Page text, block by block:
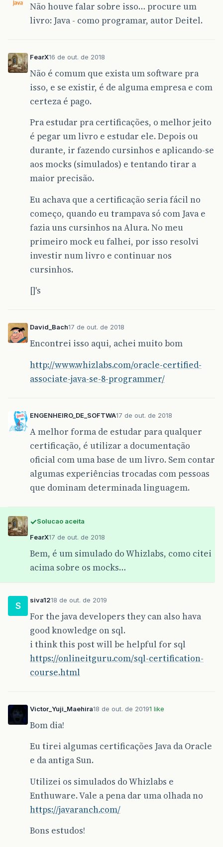
Não houve falar sobre isso… procure um
livro: Java - como programar, autor Deitel.
FearX16 de out. de 2018
Não é comum que exista um software pra
isso, e se existir, é de alguma empresa e com
certeza é pago.
Pra estudar pra certificações, o melhor jeito
é pegar um livro e estudar ele. Depois ou
durante, ir fazendo cursinhos e aplicando-se
aos mocks (simulados) e tentando tirar a
maior precisão.
Eu achava que a certificação seria fácil no
começo, quando eu trampava só com Java e
fazia uns cursinhos na Alura. No meu
primeiro mock eu falhei, por isso resolvi
investir num livro e continuar nos
cursinhos.
[]'s
David_Bach17 de out. de 2018
Encontrei isso aqui, achei muito bom
http://www.whizlabs.com/oracle-certified-
associate-java-se-8-programmer/
ENGENHEIRO_DE_SOFTWA17 de out. de 2018
A melhor forma de estudar para qualquer
certificação, é utilizar a documentação
oficial com uma base de um livro. Sem contar
algumas experiências trocadas com pessoas
que dominam determinada linguagem.
Solucao aceita
FearX17 de out. de 2018
Bem, é um simulado do Whizlabs, como citei
acima sobre os mocks…
S
siva1218 de out. de 2019
For the java developers they can also hava
good knowledge on sql.
i think this post will be helpful for sql
https://onlineitguru.com/sql-certification-
course.html
Victor_Yuji_Maehira18 de out. de 20191 like
Bom dia!
Eu tirei algumas certificações Java da Oracle
e da antiga Sun.
Utilizei os simulados do Whizlabs e
Enthuware. Vale a pena dar uma olhada no
https://javaranch.com/
Bons estudos!